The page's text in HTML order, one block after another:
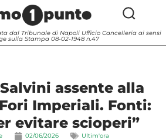
dal Tribunale di Napoli Ufficio Cancelleria ai sensi
sulla Stampa 08-02-1948 n.47
assente alla
Imperiali. Fonti:
evitare scioperi”
02/06/2026 Ultim'ora